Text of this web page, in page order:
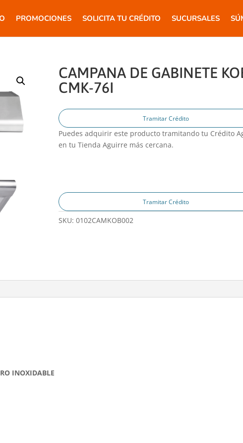
PROMOCIONES SOLICITA TU CRÉDITO SUCURSALES
CAMPANA DE GABINETE
CMK-76I
Tramitar Crédito
Puedes adquirir este producto tramitando tu Crédito
en tu Tienda Aguirre más cercana.
Tramitar Crédito
SKU: 0102CAMKOB002
INOXIDABLE